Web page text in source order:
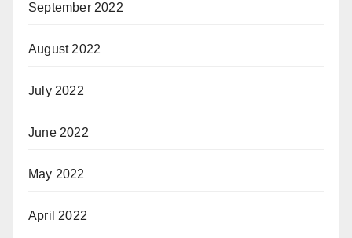
September 2022
August 2022
July 2022
June 2022
May 2022
April 2022